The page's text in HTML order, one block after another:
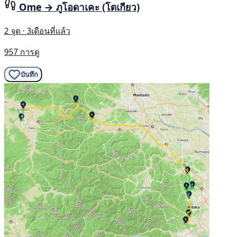
Ome → ภูโอดาเคะ (โตเกียว)
2 จุด · 3เดือนที่แล้ว
957 การดู
บันทึก